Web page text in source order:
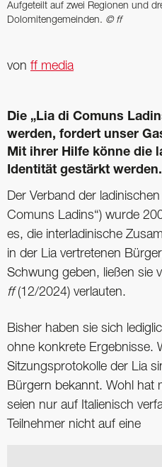
Aufgeteilt auf zwei Regionen und
Dolomitengemeinden. © ff
von ff media
Die „Lia di Comuns
werden, fordert unser
Mit ihrer Hilfe könne die
Identität gestärkt werden.
Der Verband der
Comuns Ladins“) wurde
es, die interladinische
in der Lia vertretenen
Schwung geben, ließen sie
ff(12/2024) verlauten.
Bisher haben sie sich
ohne konkrete Ergebnisse.
Sitzungsprotokolle der Lia
Bürgern bekannt. Wohl hat
seien nur auf Italienisch
Teilnehmer nicht auf eine